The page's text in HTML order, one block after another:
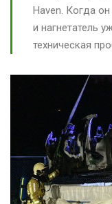
Haven. Когда
и нагнетатель
техническая